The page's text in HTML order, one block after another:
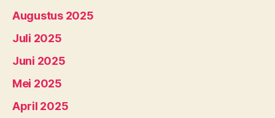
Augustus 2025
Juli 2025
Juni 2025
Mei 2025
April 2025